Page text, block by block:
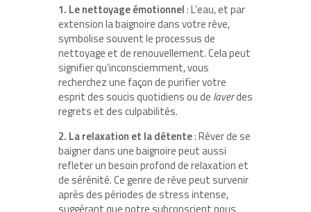
1. Le nettoyage émotionnel: L’eau, et par
extension la baignoire dans votre rêve,
symbolise souvent le processus de
nettoyage et de renouvellement. Cela peut
signifier qu’inconsciemment, vous
recherchez une façon de purifier votre
esprit des soucis quotidiens ou de laverdes
regrets et des culpabilités.
2. La relaxation et la détente: Rêver de se
baigner dans une baignoire peut aussi
refleter un besoin profond de relaxation et
de sérénité. Ce genre de rêve peut survenir
après des périodes de stress intense,
suggérant que notre subconscient nous